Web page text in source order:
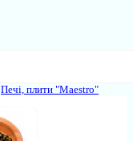
Печі, плити "Maestro"